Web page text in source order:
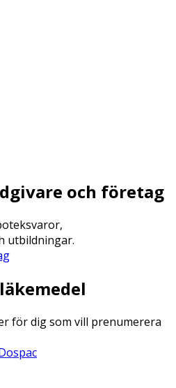
och företag
utbildningar.
för dig som vill prenumerera